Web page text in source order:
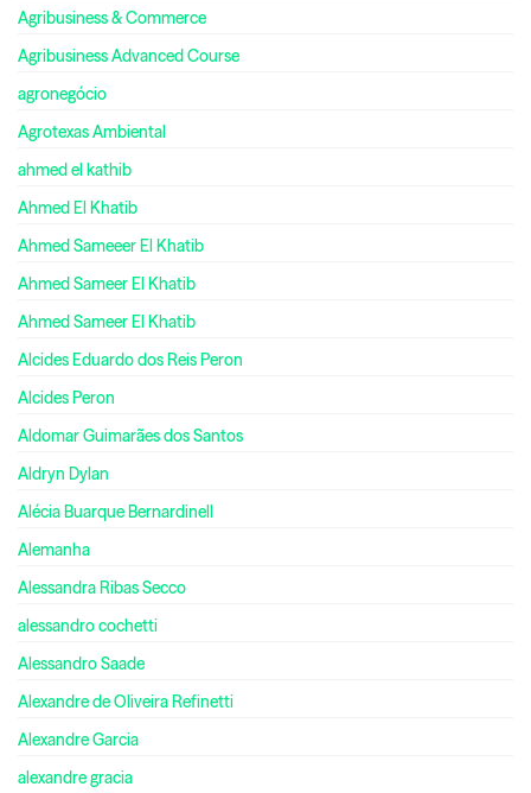
Agribusiness & Commerce
Agribusiness Advanced Course
agronegócio
Agrotexas Ambiental
ahmed el kathib
Ahmed El Khatib
Ahmed Sameeer El Khatib
Ahmed Sameer El Khatib
Ahmed Sameer El Khatib
Alcides Eduardo dos Reis Peron
Alcides Peron
Aldomar Guimarães dos Santos
Aldryn Dylan
Alécia Buarque Bernardinell
Alemanha
Alessandra Ribas Secco
alessandro cochetti
Alessandro Saade
Alexandre de Oliveira Refinetti
Alexandre Garcia
alexandre gracia